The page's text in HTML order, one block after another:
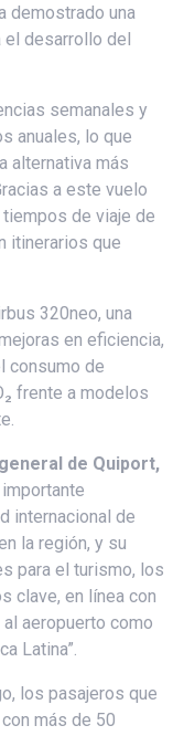
demostrado una
el desarrollo del
semanales y
anuales, lo que
alternativa más
a este vuelo
de viaje de
itinerarios que
320neo, una
en eficiencia,
consumo de
frente a modelos
de Quiport,
internacional de
la región, y su
para el turismo, los
clave, en línea con
aeropuerto como
Latina”.
los pasajeros que
más de 50